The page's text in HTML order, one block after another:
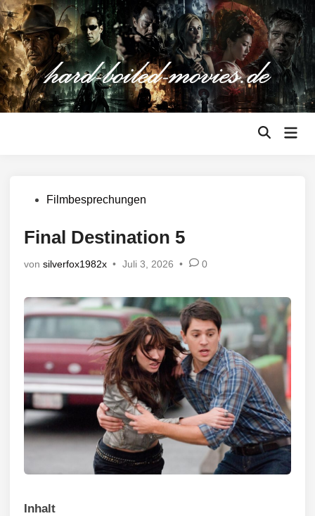
Zum
Inhalt
springen
Suche
Veröffentlicht
Filmbesprechungen
Final Destination 5
von silverfox1982x • Juli 3, 2026 • 0
Inhalt